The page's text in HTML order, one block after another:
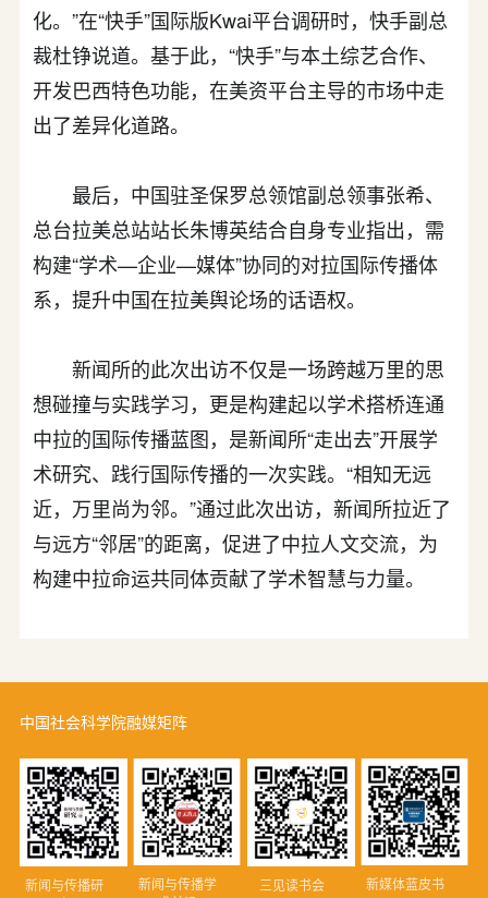
化。”在“快手”国际版Kwai平台调研时，快手副总
裁杜铮说道。基于此，“快手”与本土综艺合作、
开发巴西特色功能，在美资平台主导的市场中走
出了差异化道路。
最后，中国驻圣保罗总领馆副总领事张希、
总台拉美总站站长朱博英结合自身专业指出，需
构建“学术—企业—媒体”协同的对拉国际传播体
系，提升中国在拉美舆论场的话语权。
新闻所的此次出访不仅是一场跨越万里的思
想碰撞与实践学习，更是构建起以学术搭桥连通
中拉的国际传播蓝图，是新闻所“走出去”开展学
术研究、践行国际传播的一次实践。“相知无远
近，万里尚为邻。”通过此次出访，新闻所拉近了
与远方“邻居”的距离，促进了中拉人文交流，为
构建中拉命运共同体贡献了学术智慧与力量。
中国社会科学院融媒矩阵
新闻与传播研
新闻与传播学
三见读书会 新媒体蓝皮书